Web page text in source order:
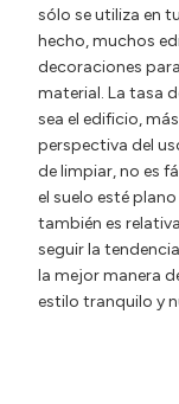
sólo se utiliza en
hecho, muchos
decoraciones
material. La tasa
sea el edificio,
perspectiva del
de limpiar, no es
el suelo esté
también es
seguir la
la mejor manera
estilo tranquilo y